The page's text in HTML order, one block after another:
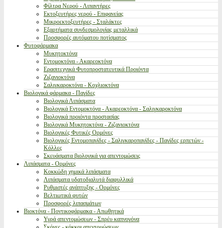
Φίλτρα Νερού - Λιπαντήρες
Εκτοξευτήρες νερού - Επιφανείας
Μικροεκτοξευτήρες - Σταλάκτες
Εξαρτήματα συνδεσμολογίας μεταλλικά
Προσφορές αυτόματου ποτίσματος
Φυτοφάρμακα
Μυκητοκτόνα
Εντομοκτόνα - Ακαρεοκτόνα
Ερασιτεχνικά Φυτοπροστατευτικά Προιόντα
Ζιζανιοκτόνα
Σαλιγκαροκτόνα - Κοχλιοκτόνα
Βιολογικά φάρμακα - Παγίδες
Βιολογικά Λιπάσματα
Βιολογικά Εντομοκτόνα - Ακαρεοκτόνα - Σαλιγκαροκτόνα
Βιολογικά προιόντα προστασίας
Βιολογικά Μυκητοκτόνα - Ζιζανιοκτόνα
Βιολογικές Φυτικές Ορμόνες
Βιολογικές Εντομοπαγίδες - Σαλιγκαροπαγίδες - Παγίδες ερπετών -
Κόλλες
Σκευάσματα βιολογικά για απεντομώσεις
Λιπάσματα - Ορμόνες
Κοκκώδη χημικά λιπάσματα
Λιπάσματα υδατοδιαλυτά διαφυλλικά
Ρυθμιστές ανάπτυξης - Ορμόνες
Βελτιωτικά φυτών
Προσφορές λιπασμάτων
Βιοκτόνα - Ποντικοφάρμακα - Απωθητικά
Υγρά απεντομώσεων - Σπρέυ καπνογόνα